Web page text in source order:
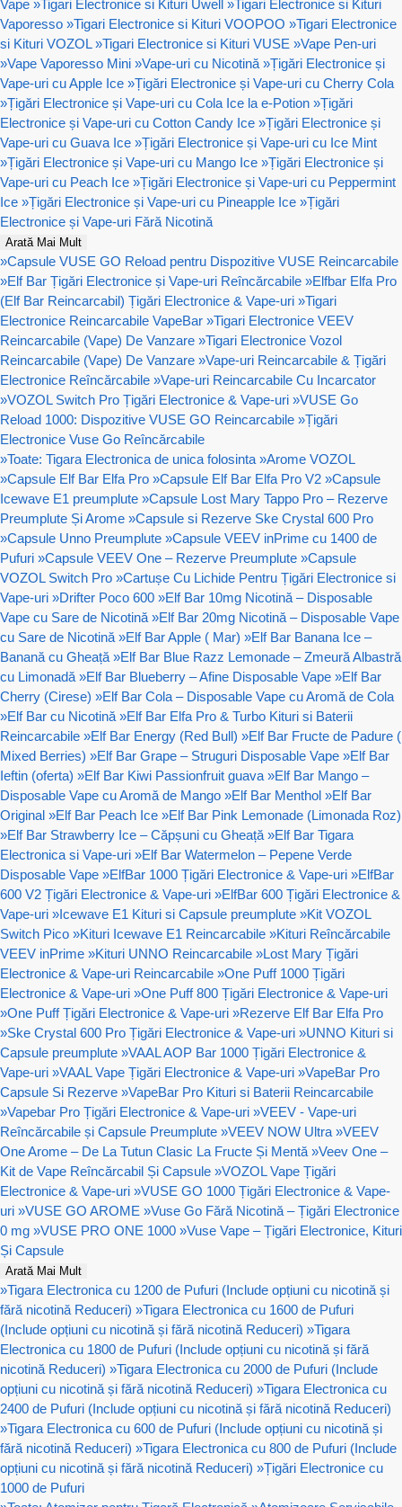
Vape »Tigari Electronice si Kituri Uwell »Tigari Electronice si Kituri
Vaporesso »Tigari Electronice si Kituri VOOPOO »Tigari Electronice
si Kituri VOZOL »Tigari Electronice si Kituri VUSE »Vape Pen-uri
»Vape Vaporesso Mini »Vape-uri cu Nicotină »Țigări Electronice și
Vape-uri cu Apple Ice »Țigări Electronice și Vape-uri cu Cherry Cola
»Țigări Electronice și Vape-uri cu Cola Ice la e-Potion »Țigări
Electronice și Vape-uri cu Cotton Candy Ice »Țigări Electronice și
Vape-uri cu Guava Ice »Țigări Electronice și Vape-uri cu Ice Mint
»Țigări Electronice și Vape-uri cu Mango Ice »Țigări Electronice și
Vape-uri cu Peach Ice »Țigări Electronice și Vape-uri cu Peppermint
Ice »Țigări Electronice și Vape-uri cu Pineapple Ice »Țigări
Electronice și Vape-uri Fără Nicotină
Arată Mai Mult
»Capsule VUSE GO Reload pentru Dispozitive VUSE Reincarcabile
»Elf Bar Țigări Electronice și Vape-uri Reîncărcabile »Elfbar Elfa Pro
(Elf Bar Reincarcabil) Țigări Electronice & Vape-uri »Tigari
Electronice Reincarcabile VapeBar »Tigari Electronice VEEV
Reincarcabile (Vape) De Vanzare »Tigari Electronice Vozol
Reincarcabile (Vape) De Vanzare »Vape-uri Reincarcabile & Țigări
Electronice Reîncărcabile »Vape-uri Reincarcabile Cu Incarcator
»VOZOL Switch Pro Țigări Electronice & Vape-uri »VUSE Go
Reload 1000: Dispozitive VUSE GO Reincarcabile »Țigări
Electronice Vuse Go Reîncărcabile
»Toate: Tigara Electronica de unica folosinta »Arome VOZOL
»Capsule Elf Bar Elfa Pro »Capsule Elf Bar Elfa Pro V2 »Capsule
Icewave E1 preumplute »Capsule Lost Mary Tappo Pro – Rezerve
Preumplute Și Arome »Capsule si Rezerve Ske Crystal 600 Pro
»Capsule Unno Preumplute »Capsule VEEV inPrime cu 1400 de
Pufuri »Capsule VEEV One – Rezerve Preumplute »Capsule
VOZOL Switch Pro »Cartușe Cu Lichide Pentru Țigări Electronice si
Vape-uri »Drifter Poco 600 »Elf Bar 10mg Nicotină – Disposable
Vape cu Sare de Nicotină »Elf Bar 20mg Nicotină – Disposable Vape
cu Sare de Nicotină »Elf Bar Apple ( Mar) »Elf Bar Banana Ice –
Banană cu Gheață »Elf Bar Blue Razz Lemonade – Zmeură Albastră
cu Limonadă »Elf Bar Blueberry – Afine Disposable Vape »Elf Bar
Cherry (Cirese) »Elf Bar Cola – Disposable Vape cu Aromă de Cola
»Elf Bar cu Nicotină »Elf Bar Elfa Pro & Turbo Kituri si Baterii
Reincarcabile »Elf Bar Energy (Red Bull) »Elf Bar Fructe de Padure (
Mixed Berries) »Elf Bar Grape – Struguri Disposable Vape »Elf Bar
Ieftin (oferta) »Elf Bar Kiwi Passionfruit guava »Elf Bar Mango –
Disposable Vape cu Aromă de Mango »Elf Bar Menthol »Elf Bar
Original »Elf Bar Peach Ice »Elf Bar Pink Lemonade (Limonada Roz)
»Elf Bar Strawberry Ice – Căpșuni cu Gheață »Elf Bar Tigara
Electronica si Vape-uri »Elf Bar Watermelon – Pepene Verde
Disposable Vape »ElfBar 1000 Țigări Electronice & Vape-uri »ElfBar
600 V2 Țigări Electronice & Vape-uri »ElfBar 600 Țigări Electronice &
Vape-uri »Icewave E1 Kituri si Capsule preumplute »Kit VOZOL
Switch Pico »Kituri Icewave E1 Reincarcabile »Kituri Reîncărcabile
VEEV inPrime »Kituri UNNO Reincarcabile »Lost Mary Țigări
Electronice & Vape-uri Reincarcabile »One Puff 1000 Țigări
Electronice & Vape-uri »One Puff 800 Țigări Electronice & Vape-uri
»One Puff Țigări Electronice & Vape-uri »Rezerve Elf Bar Elfa Pro
»Ske Crystal 600 Pro Țigări Electronice & Vape-uri »UNNO Kituri si
Capsule preumplute »VAAL AOP Bar 1000 Țigări Electronice &
Vape-uri »VAAL Vape Țigări Electronice & Vape-uri »VapeBar Pro
Capsule Si Rezerve »VapeBar Pro Kituri si Baterii Reincarcabile
»Vapebar Pro Țigări Electronice & Vape-uri »VEEV - Vape-uri
Reîncărcabile și Capsule Preumplute »VEEV NOW Ultra »VEEV
One Arome – De La Tutun Clasic La Fructe Și Mentă »Veev One –
Kit de Vape Reîncărcabil Și Capsule »VOZOL Vape Țigări
Electronice & Vape-uri »VUSE GO 1000 Țigări Electronice & Vape-
uri »VUSE GO AROME »Vuse Go Fără Nicotină – Țigări Electronice
0 mg »VUSE PRO ONE 1000 »Vuse Vape – Țigări Electronice, Kituri
Și Capsule
Arată Mai Mult
»Tigara Electronica cu 1200 de Pufuri (Include opțiuni cu nicotină și
fără nicotină Reduceri) »Tigara Electronica cu 1600 de Pufuri
(Include opțiuni cu nicotină și fără nicotină Reduceri) »Tigara
Electronica cu 1800 de Pufuri (Include opțiuni cu nicotină și fără
nicotină Reduceri) »Tigara Electronica cu 2000 de Pufuri (Include
opțiuni cu nicotină și fără nicotină Reduceri) »Tigara Electronica cu
2400 de Pufuri (Include opțiuni cu nicotină și fără nicotină Reduceri)
»Tigara Electronica cu 600 de Pufuri (Include opțiuni cu nicotină și
fără nicotină Reduceri) »Tigara Electronica cu 800 de Pufuri (Include
opțiuni cu nicotină și fără nicotină Reduceri) »Țigări Electronice cu
1000 de Pufuri